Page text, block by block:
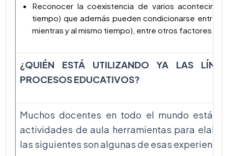
Reconocer la coexistencia de varios
tiempo) que además pueden condicionarse entre sí
mientras y al mismo tiempo), entre otros factores.
¿QUIÉN ESTÁ UTILIZANDO YA LAS
PROCESOS EDUCATIVOS?
Muchos docentes en todo el mundo están
actividades de aula herramientas para
las siguientes son algunas de esas